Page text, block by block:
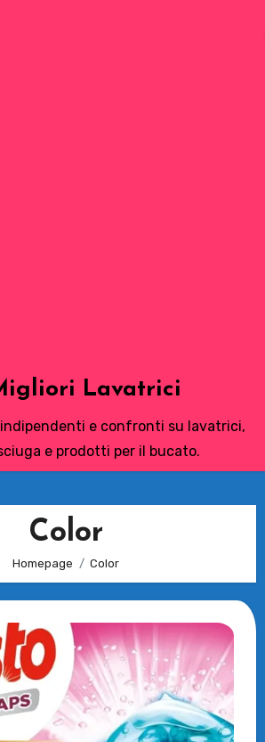
Lavatrici
indipendenti e confronti su lavatrici,
e prodotti per il bucato.
Color
Homepage Color